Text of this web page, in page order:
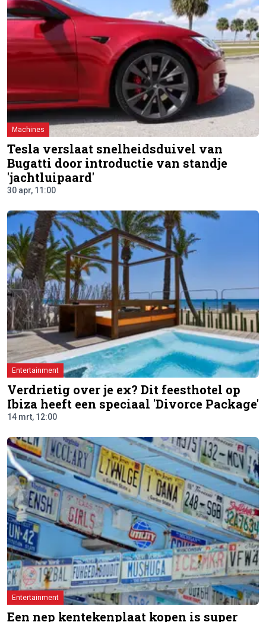
Machines
Tesla verslaat snelheidsduivel van
Bugatti door introductie van standje
'jachtluipaard'
30 apr, 11:00
Entertainment
Verdrietig over je ex? Dit feesthotel op
Ibiza heeft een speciaal 'Divorce Package'
14 mrt, 12:00
Entertainment
Een nep kentekenplaat kopen is super